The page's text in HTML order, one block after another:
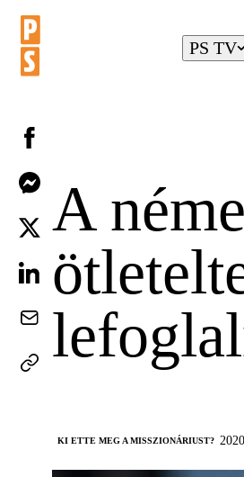
PS TV
A
KI ETTE MEG A MISSZIONÁRIUST?